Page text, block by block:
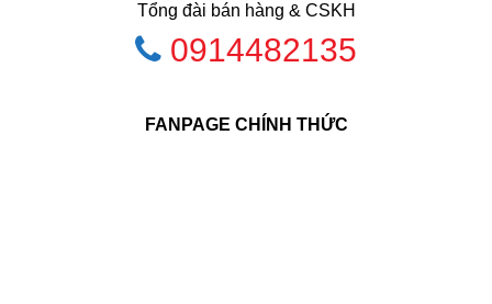
Tổng đài bán hàng & CSKH
0914482135
FANPAGE CHÍNH THỨC